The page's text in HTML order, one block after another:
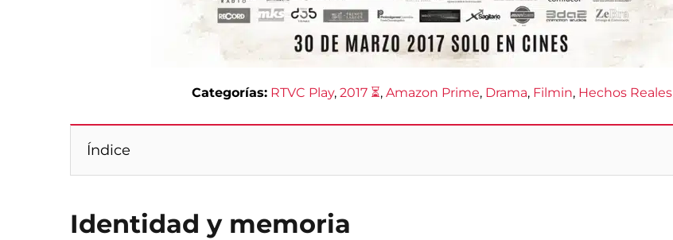
Categorías: RTVC Play, 2017 ⏳, Amazon Prime, Drama, Filmin, Hechos Reales
Índice
Identidad y memoria